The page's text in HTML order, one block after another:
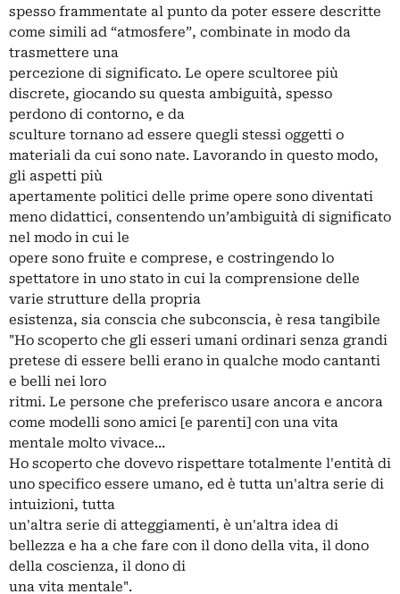
spesso frammentate al punto da poter essere descritte
come simili ad “atmosfere”, combinate in modo da
trasmettere una
percezione di significato. Le opere scultoree più
discrete, giocando su questa ambiguità, spesso
perdono di contorno, e da
sculture tornano ad essere quegli stessi oggetti o
materiali da cui sono nate. Lavorando in questo modo,
gli aspetti più
apertamente politici delle prime opere sono diventati
meno didattici, consentendo un’ambiguità di significato
nel modo in cui le
opere sono fruite e comprese, e costringendo lo
spettatore in uno stato in cui la comprensione delle
varie strutture della propria
esistenza, sia conscia che subconscia, è resa tangibile
"Ho scoperto che gli esseri umani ordinari senza grandi
pretese di essere belli erano in qualche modo cantanti
e belli nei loro
ritmi. Le persone che preferisco usare ancora e ancora
come modelli sono amici [e parenti] con una vita
mentale molto vivace...
Ho scoperto che dovevo rispettare totalmente l'entità di
uno specifico essere umano, ed è tutta un'altra serie di
intuizioni, tutta
un'altra serie di atteggiamenti, è un'altra idea di
bellezza e ha a che fare con il dono della vita, il dono
della coscienza, il dono di
una vita mentale".